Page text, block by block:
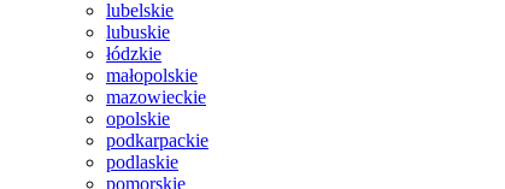
lubelskie
lubuskie
łódzkie
małopolskie
mazowieckie
opolskie
podkarpackie
podlaskie
pomorskie